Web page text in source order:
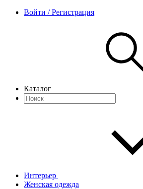
Войти / Регистрация
Каталог
Интерьер
Женская одежда